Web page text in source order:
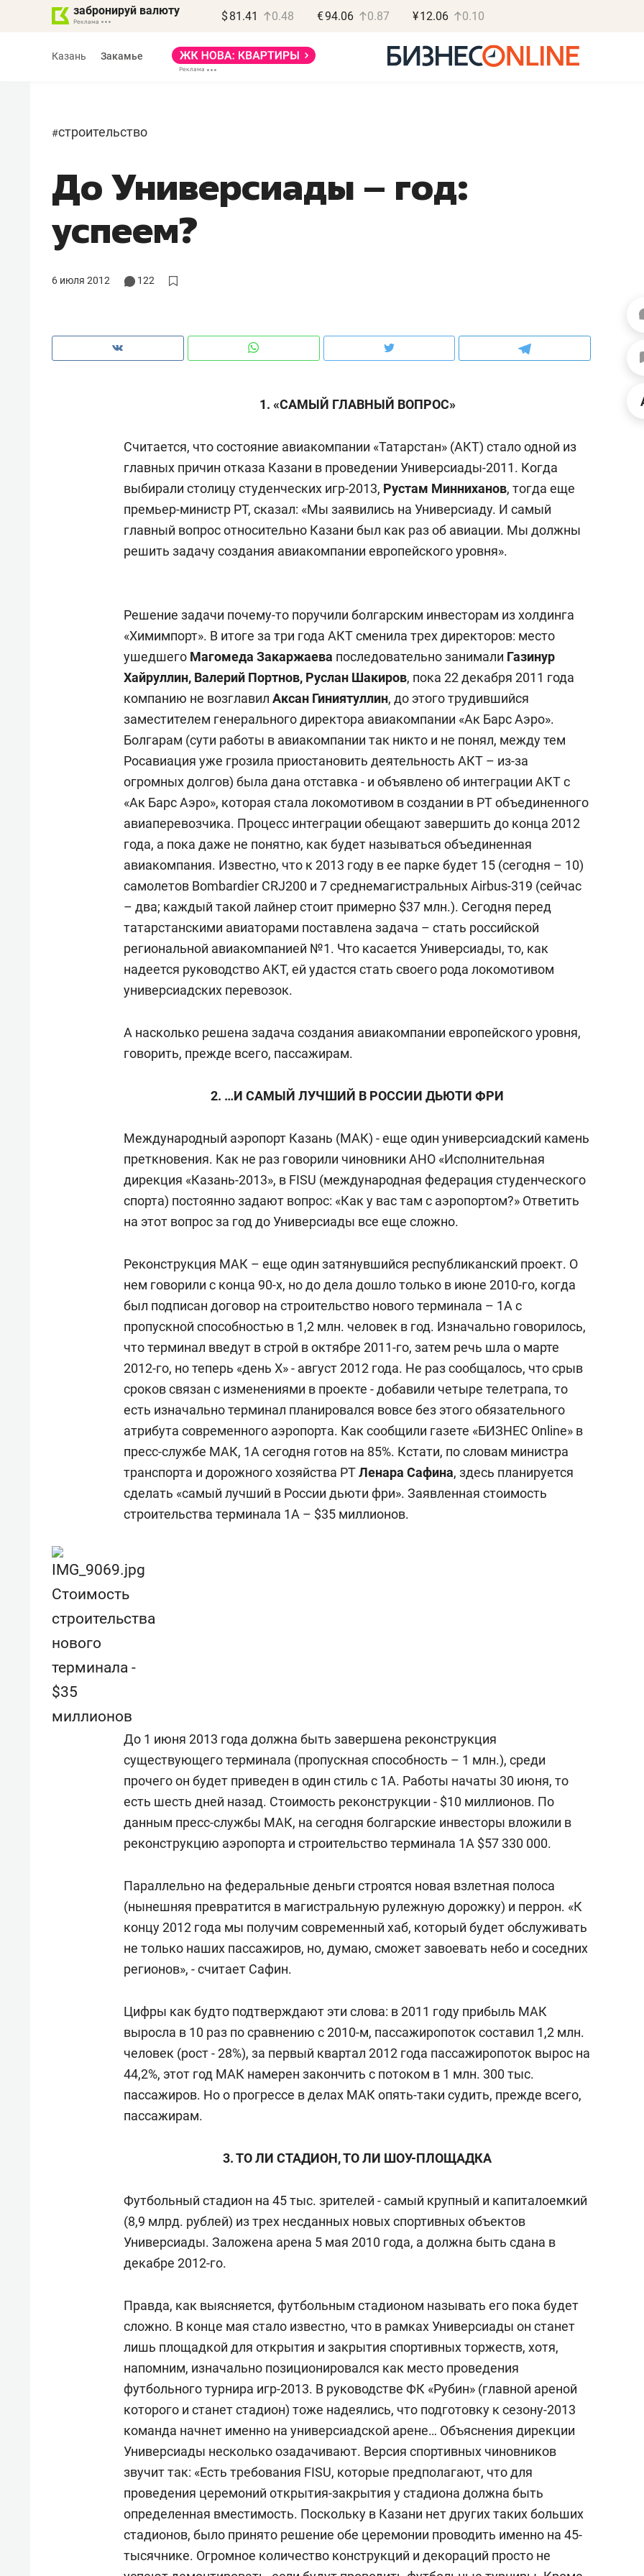
забронируй валюту $ 81.41 0.48 €94.06 0.87 ¥12.06 0.10
Казань Закамье
#строительство
До Универсиады – год:
успеем?
6 июля 2012 122
1. «САМЫЙ ГЛАВНЫЙ ВОПРОС»
Считается, что состояние авиакомпании «Татарстан» (АКТ) стало одной из
главных причин отказа Казани в проведении Универсиады-2011. Когда
выбирали столицу студенческих игр-2013, Рустам Минниханов, тогда еще
премьер-министр РТ, сказал: «Мы заявились на Универсиаду. И самый
главный вопрос относительно Казани был как раз об авиации. Мы должны
решить задачу создания авиакомпании европейского уровня».
Решение задачи почему-то поручили болгарским инвесторам из холдинга
«Химимпорт». В итоге за три года АКТ сменила трех директоров: место
ушедшего Магомеда Закаржаева последовательно занимали Газинур
Хайруллин, Валерий Портнов, Руслан Шакиров, пока 22 декабря 2011 года
компанию не возглавил Аксан Гиниятуллин, до этого трудившийся
заместителем генерального директора авиакомпании «Ак Барс Аэро».
Болгарам (сути работы в авиакомпании так никто и не понял, между тем
Росавиация уже грозила приостановить деятельность АКТ – из-за
огромных долгов) была дана отставка - и объявлено об интеграции АКТ с
«Ак Барс Аэро», которая стала локомотивом в создании в РТ объединенного
авиаперевозчика. Процесс интеграции обещают завершить до конца 2012
года, а пока даже не понятно, как будет называться объединенная
авиакомпания. Известно, что к 2013 году в ее парке будет 15 (сегодня – 10)
самолетов Bombardier CRJ200 и 7 среднемагистральных Airbus-319 (сейчас
– два; каждый такой лайнер стоит примерно $37 млн.). Сегодня перед
татарстанскими авиаторами поставлена задача – стать российской
региональной авиакомпанией №1. Что касается Универсиады, то, как
надеется руководство АКТ, ей удастся стать своего рода локомотивом
универсиадских перевозок.
А насколько решена задача создания авиакомпании европейского уровня,
говорить, прежде всего, пассажирам.
2. …И САМЫЙ ЛУЧШИЙ В РОССИИ ДЬЮТИ ФРИ
Международный аэропорт Казань (МАК) - еще один универсиадский камень
преткновения. Как не раз говорили чиновники АНО «Исполнительная
дирекция «Казань-2013», в FISU (международная федерация студенческого
спорта) постоянно задают вопрос: «Как у вас там с аэропортом?» Ответить
на этот вопрос за год до Универсиады все еще сложно.
Реконструкция МАК – еще один затянувшийся республиканский проект. О
нем говорили с конца 90-х, но до дела дошло только в июне 2010-го, когда
был подписан договор на строительство нового терминала – 1А с
пропускной способностью в 1,2 млн. человек в год. Изначально говорилось,
что терминал введут в строй в октябре 2011-го, затем речь шла о марте
2012-го, но теперь «день Х» - август 2012 года. Не раз сообщалось, что срыв
сроков связан с изменениями в проекте - добавили четыре телетрапа, то
есть изначально терминал планировался вовсе без этого обязательного
атрибута современного аэропорта. Как сообщили газете «БИЗНЕС Online» в
пресс-службе МАК, 1А сегодня готов на 85%. Кстати, по словам министра
транспорта и дорожного хозяйства РТЛенара Сафина, здесь планируется
сделать «самый лучший в России дьюти фри». Заявленная стоимость
строительства терминала 1А – $35 миллионов.
Стоимость
строительства
нового
терминала -
$35
миллионов
До 1 июня 2013 года должна быть завершена реконструкция
существующего терминала (пропускная способность – 1 млн.), среди
прочего он будет приведен в один стиль с 1А. Работы начаты 30 июня, то
есть шесть дней назад. Стоимость реконструкции - $10 миллионов. По
данным пресс-службы МАК, на сегодня болгарские инвесторы вложили в
реконструкцию аэропорта и строительство терминала 1А $57 330 000.
Параллельно на федеральные деньги строятся новая взлетная полоса
(нынешняя превратится в магистральную рулежную дорожку) и перрон. «К
концу 2012 года мы получим современный хаб, который будет обслуживать
не только наших пассажиров, но, думаю, сможет завоевать небо и соседних
регионов», - считает Сафин.
Цифры как будто подтверждают эти слова: в 2011 году прибыль МАК
выросла в 10 раз по сравнению с 2010-м, пассажиропоток составил 1,2 млн.
человек (рост - 28%), за первый квартал 2012 года пассажиропоток вырос на
44,2%, этот год МАК намерен закончить с потоком в 1 млн. 300 тыс.
пассажиров. Но о прогрессе в делах МАК опять-таки судить, прежде всего,
пассажирам.
3. ТО ЛИ СТАДИОН, ТО ЛИ ШОУ-ПЛОЩАДКА
Футбольный стадион на 45 тыс. зрителей - самый крупный и капиталоемкий
(8,9 млрд. рублей) из трех несданных новых спортивных объектов
Универсиады. Заложена арена 5 мая 2010 года, а должна быть сдана в
декабре 2012-го.
Правда, как выясняется, футбольным стадионом называть его пока будет
сложно. В конце мая стало известно, что в рамках Универсиады он станет
лишь площадкой для открытия и закрытия спортивных торжеств, хотя,
напомним, изначально позиционировался как место проведения
футбольного турнира игр-2013. В руководстве ФК «Рубин» (главной ареной
которого и станет стадион) тоже надеялись, что подготовку к сезону-2013
команда начнет именно на универсиадской арене… Объяснения дирекции
Универсиады несколько озадачивают. Версия спортивных чиновников
звучит так: «Есть требования FISU, которые предполагают, что для
проведения церемоний открытия-закрытия у стадиона должна быть
определенная вместимость. Поскольку в Казани нет других таких больших
стадионов, было принято решение обе церемонии проводить именно на 45-
тысячнике. Огромное количество конструкций и декораций просто не
Василь Мазитов
МАРТ
рынки, почему надо знать аксакалов и
чем интересен Оман?
Владелец отделочной
о трехкратном росте
клиентах и чудных
Наседкина: «Ремонт вместе
с мебелью за 2 миллиона –
для меня это челлендж!»
Как выжить ребенку без
гаджета и научить его
самостоятельности за 18
дней
«Если меня не услышат
с минбара – буду
с вершины горы»